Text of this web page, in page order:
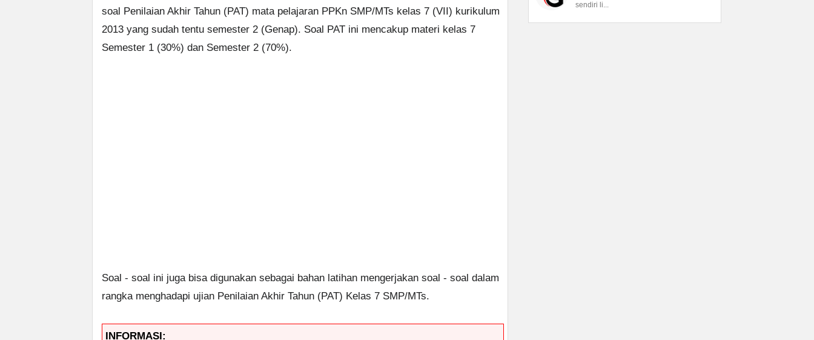
soal Penilaian Akhir Tahun (PAT) mata pelajaran PPKn SMP/MTs kelas 7 (VII) kurikulum
2013 yang sudah tentu semester 2 (Genap). Soal PAT ini mencakup materi kelas 7
Semester 1 (30%) dan Semester 2 (70%).
Soal - soal ini juga bisa digunakan sebagai bahan latihan mengerjakan soal - soal dalam
rangka menghadapi ujian Penilaian Akhir Tahun (PAT) Kelas 7 SMP/MTs.
INFORMASI:
sendiri li...